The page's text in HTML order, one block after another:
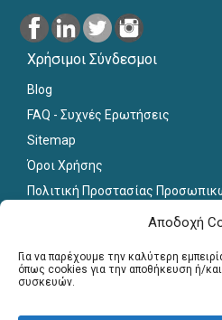
Αποδοχή
Για να παρέχουμε την καλύτερη
όπως cookies για την αποθήκευση ή/
συσκευών.
Χρήσιμοι Σύνδεσμοι
Blog
FAQ - Συχνές Ερωτήσεις
Sitemap
Όροι Χρήσης
Πολιτική Προστασίας
Για εκπαιδευτικούς
Εγγραφή